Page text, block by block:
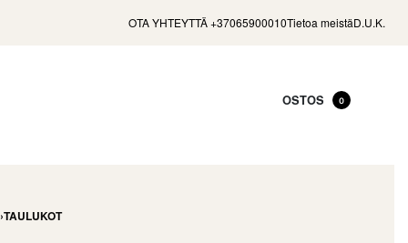
OTA YHTEYTTÄ +37065900010Tietoa meistäD.U.K.
OSTOS 0
›TAULUKOT